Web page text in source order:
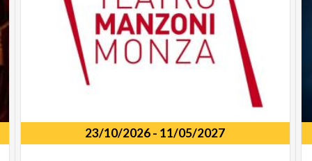
8 marzo 2026
Fulminata
con Annagaia Marchioro
23 aprile 2026
con Antonio Ornano
23/10/2026- 11/05/2027